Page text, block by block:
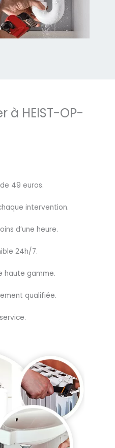
à HEIST-OP-
49 euros.
intervention.
d’une heure.
24h/7.
haute gamme.
qualifiée.